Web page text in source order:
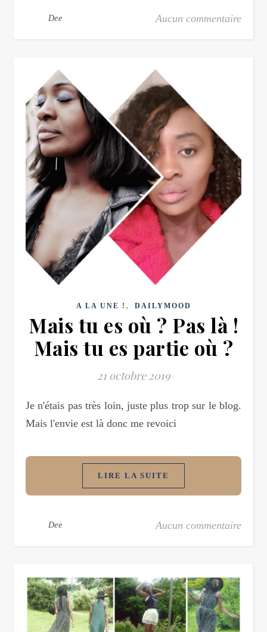
Dee Aucun commentaire
A LA UNE ! , DAILYMOOD
Mais tu es où ? Pas là !
Mais tu es partie où ?
21 octobre 2019
Je n'étais pas très loin, juste plus trop sur le blog.
Mais l'envie est là donc me revoici
LIRE LA SUITE
Dee Aucun commentaire